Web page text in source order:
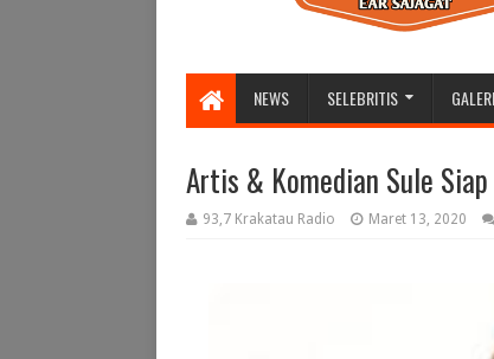
NEWS SELEBRITIS GALERI
Artis & Komedian Sule
93,7 Krakatau Radio Maret 13, 2020